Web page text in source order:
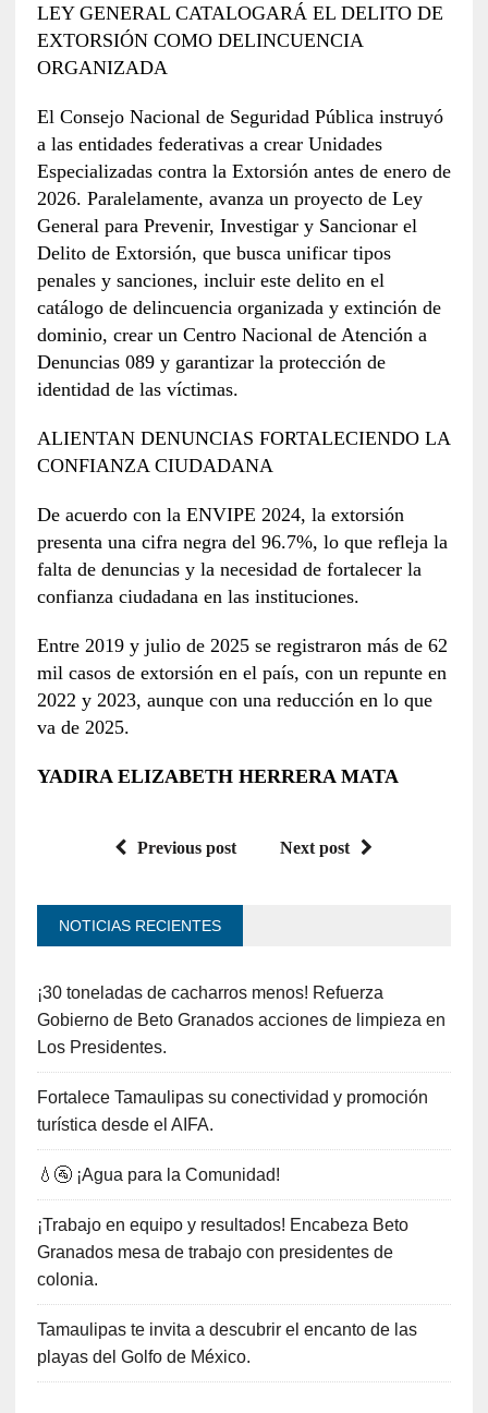
LEY GENERAL CATALOGARÁ EL DELITO DE
EXTORSIÓN COMO DELINCUENCIA
ORGANIZADA
El Consejo Nacional de Seguridad Pública instruyó
a las entidades federativas a crear Unidades
Especializadas contra la Extorsión antes de enero de
2026. Paralelamente, avanza un proyecto de Ley
General para Prevenir, Investigar y Sancionar el
Delito de Extorsión, que busca unificar tipos
penales y sanciones, incluir este delito en el
catálogo de delincuencia organizada y extinción de
dominio, crear un Centro Nacional de Atención a
Denuncias 089 y garantizar la protección de
identidad de las víctimas.
ALIENTAN DENUNCIAS FORTALECIENDO LA
CONFIANZA CIUDADANA
De acuerdo con la ENVIPE 2024, la extorsión
presenta una cifra negra del 96.7%, lo que refleja la
falta de denuncias y la necesidad de fortalecer la
confianza ciudadana en las instituciones.
Entre 2019 y julio de 2025 se registraron más de 62
mil casos de extorsión en el país, con un repunte en
2022 y 2023, aunque con una reducción en lo que
va de 2025.
YADIRA ELIZABETH HERRERA MATA
Previous post Next post
NOTICIAS RECIENTES
¡30 toneladas de cacharros menos! Refuerza
Gobierno de Beto Granados acciones de limpieza en
Los Presidentes.
Fortalece Tamaulipas su conectividad y promoción
turística desde el AIFA.
💧🚰 ¡Agua para la Comunidad!
¡Trabajo en equipo y resultados! Encabeza Beto
Granados mesa de trabajo con presidentes de
colonia.
Tamaulipas te invita a descubrir el encanto de las
playas del Golfo de México.